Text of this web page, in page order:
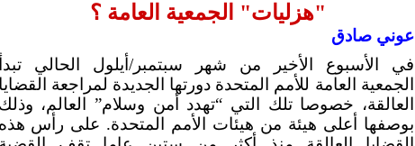
"هزليات" الجمعية العامة ؟
عوني صادق
في الأسبوع الأخير من شهر سبتمبر/أيلول الحالي
الجمعية العامة للأمم المتحدة دورتها الجديدة لمراجعة
العالقة، خصوصا تلك التي “تهدد أمن وسلام” العالم،
بوصفها أعلى هيئة من هيئات الأمم المتحدة. على رأس